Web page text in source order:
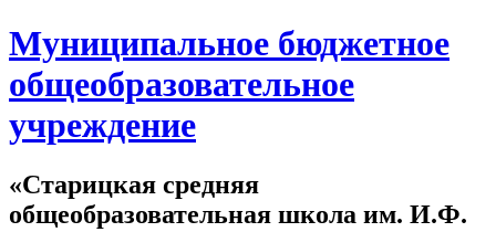
Муниципальное бюджетное
общеобразовательное
учреждение
«Старицкая средняя
общеобразовательная школа им. И.Ф.